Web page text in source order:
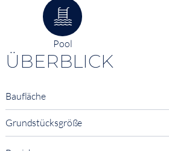
Pool
ÜBERBLICK
Baufläche
Grundstücksgröße